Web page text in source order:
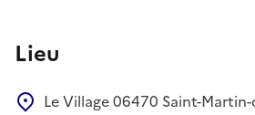
Lieu
Le Village06470 Saint-